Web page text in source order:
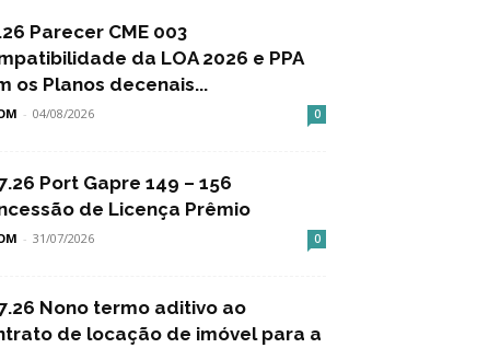
Parecer CME 003
da LOA 2026 e PPA
os Planos decenais...
- 04/08/2026 0
Port Gapre 149 – 156
de Licença Prêmio
- 31/07/2026 0
Nono termo aditivo ao
de locação de imóvel para a